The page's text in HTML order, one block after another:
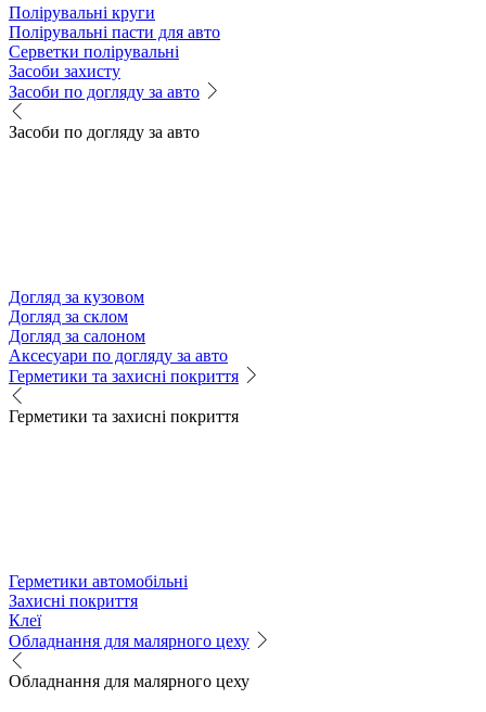
Полірувальні круги
Полірувальні пасти для авто
Серветки полірувальні
Засоби захисту
Засоби по догляду за авто
Засоби по догляду за авто
Догляд за кузовом
Догляд за склом
Догляд за салоном
Аксесуари по догляду за авто
Герметики та захисні покриття
Герметики та захисні покриття
Герметики автомобільні
Захисні покриття
Клеї
Обладнання для малярного цеху
Обладнання для малярного цеху